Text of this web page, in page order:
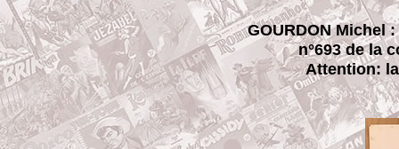
GOURDON Michel
n°693 de la
Attention: